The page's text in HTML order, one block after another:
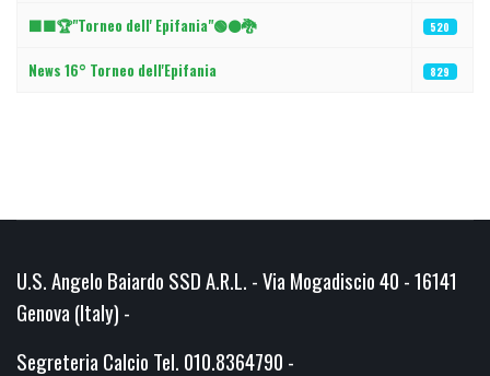
⬛🟩🏆"Torneo dell' Epifania"🟢⚫🐉 520
News 16° Torneo dell'Epifania 829
U.S. Angelo Baiardo SSD A.R.L. - Via Mogadiscio 40 - 16141
Genova (Italy) -
Segreteria Calcio Tel. 010.8364790 -